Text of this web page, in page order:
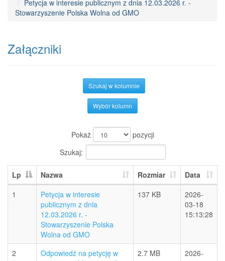
Petycja w interesie publicznym z dnia 12.03.2026 r. -
Stowarzyszenie Polska Wolna od GMO
Załączniki
Szukaj w kolumnie
Wybór kolumn
Pokaż
pozycji
Szukaj:
Lp Nazwa Rozmiar
Data
1
Petycja w interesie
publicznym z dnia
12.03.2026 r. -
Stowarzyszenie Polska
Wolna od GMO
137 KB
2026-
03-18
15:13:28
2
Odpowiedź na petycję w
2.7 MB
2026-